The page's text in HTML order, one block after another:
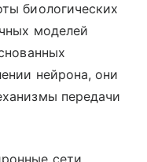
биологических
моделей
нейрона, они
передачи